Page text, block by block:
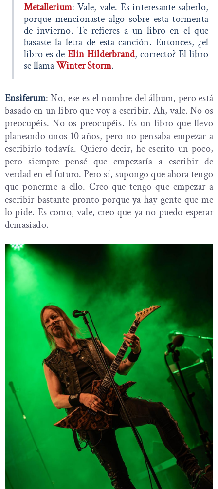
Metallerium: Vale, vale. Es interesante saberlo,
porque mencionaste algo sobre esta tormenta
de invierno. Te refieres a un libro en el que
basaste la letra de esta canción. Entonces, ¿el
libro es deElin Hilderbrand, correcto? El libro
se llamaWinter Storm.
Ensiferum: No, ese es el nombre del álbum, pero está
basado en un libro que voy a escribir. Ah, vale. No os
preocupéis. No os preocupéis. Es un libro que llevo
planeando unos 10 años, pero no pensaba empezar a
escribirlo todavía. Quiero decir, he escrito un poco,
pero siempre pensé que empezaría a escribir de
verdad en el futuro. Pero sí, supongo que ahora tengo
que ponerme a ello. Creo que tengo que empezar a
escribir bastante pronto porque ya hay gente que me
lo pide. Es como, vale, creo que ya no puedo esperar
demasiado.